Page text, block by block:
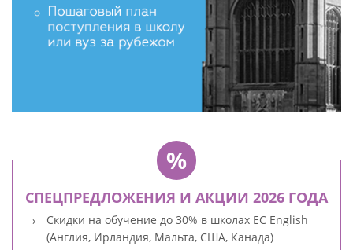
СПЕЦПРЕДЛОЖЕНИЯ И АКЦИИ 2026 ГОДА
Скидки на обучение до 30% в школах EC English
(Англия, Ирландия, Мальта, США, Канада)